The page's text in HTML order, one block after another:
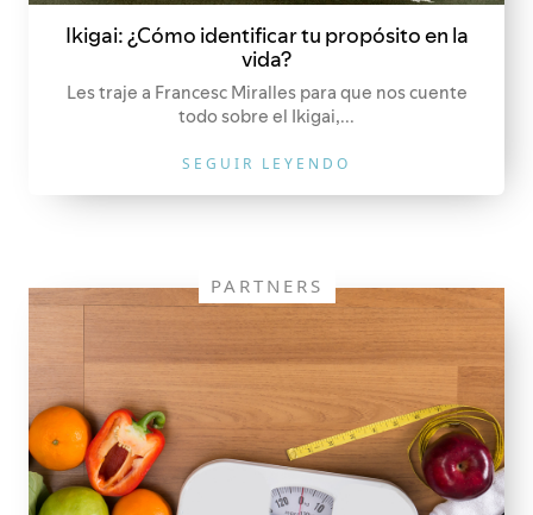
Ikigai: ¿Cómo identificar tu propósito en la
vida?
Les traje a Francesc Miralles para que nos cuente
todo sobre el Ikigai,...
SEGUIR LEYENDO
PARTNERS